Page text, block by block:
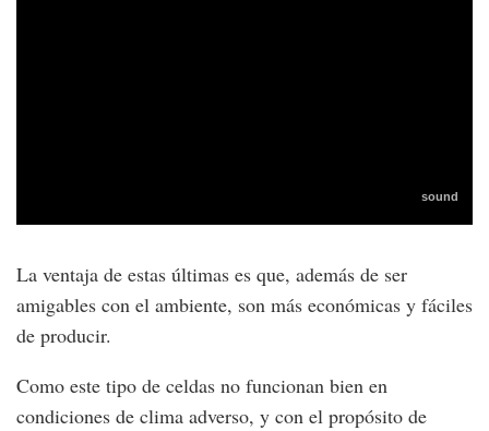
La ventaja de estas últimas es que, además de ser
amigables con el ambiente, son más económicas y fáciles
de producir.
Como este tipo de celdas no funcionan bien en
condiciones de clima adverso, y con el propósito de